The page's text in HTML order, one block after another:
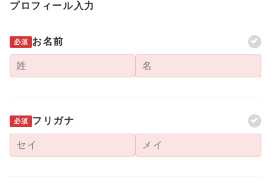
プロフィール入力
必須 お名前
必須 フリガナ